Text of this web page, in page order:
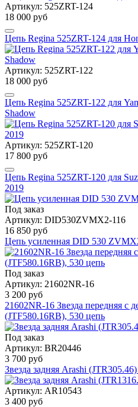
Артикул: 525ZRT-124
18 000 руб
Цепь Regina 525ZRT-124 для
Артикул: 525ZRT-122
18 000 руб
Цепь Regina 525ZRT-122 для
Shadow
Артикул: 525ZRT-120
17 800 руб
Цепь Regina 525ZRT-120 для
2019
Под заказ
Артикул: DID530ZVMX2-116
16 850 руб
Цепь усиленная DID 530
Под заказ
Артикул: 21602NR-16
3 200 руб
21602NR-16 Звезда передняя c
(JTF580.16RB), 530 цепь
Под заказ
Артикул: BR20446
3 700 руб
Звезда задняя Arashi
Артикул: AR10543
3 400 руб